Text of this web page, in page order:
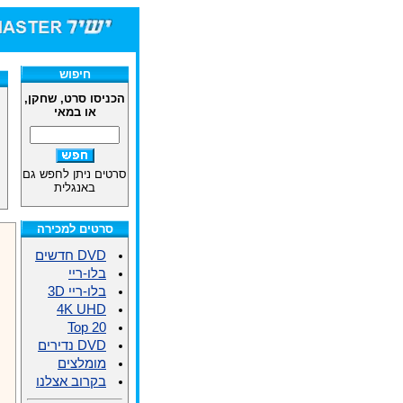
חיפוש
הכניסו סרט, שחקן,
או במאי
סרטים ניתן לחפש גם
באנגלית
סרטים למכירה
DVD חדשים
בלו-ריי
בלו-ריי 3D
4K UHD
Top 20
DVD נדירים
מומלצים
בקרוב אצלנו